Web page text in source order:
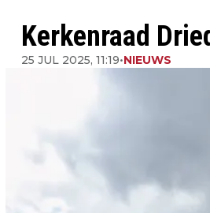
Kerkenraad
25 JUL 2025, 11:19•NIEUWS